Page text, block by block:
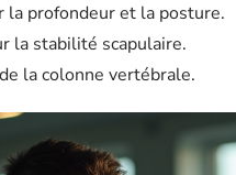
la profondeur et la posture.
la stabilité scapulaire.
la colonne vertébrale.